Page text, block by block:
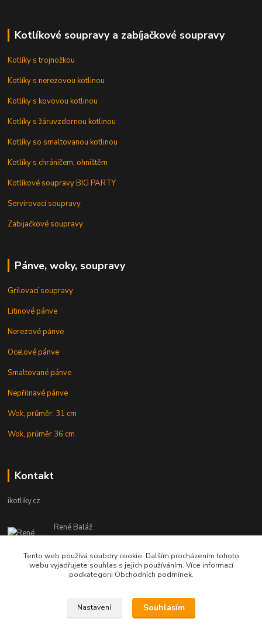
Kotlíkové soupravy a zabíjačkové soupravy
Kotlíky s trojnožkou
Kotlíky s nerezovou kotlinou
Kotlíky s kovovou kotlinou
Kotlíky s žáruvzdornou kotlinou
Kotlíky so smaltovanou kotlinou
Kotlíky s chráničem, ohništěm
Kotlíkové soupravy BIG PARTY
Servírovací soupravy
Zabijačkové soupravy
Pánve, woky, soupravy
Grilovací soupravy
Litinové pánve
Nerezové pánve
Ocelové pánve
Smaltované pánve
Nepřilnavé pánve
Wok, průměr: 31 cm
Wok, průměr 36 cm
Kontakt
ikotliky.cz
René Baláž
Eshop: +421 902 212 007
od 8:00 - do 16:00 hod
info@ikotliky.cz
Tento web používá soubory cookie. Dalším procházením tohoto
webu vyjadřujete souhlas s jejich používáním. Více informací
podkategorii Obchodních podmínek.
Nastavení Souhlasím